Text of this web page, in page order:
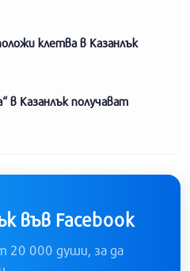
клетва в Казанлък
Казанлък получават
във Facebook
20 000 души, за да